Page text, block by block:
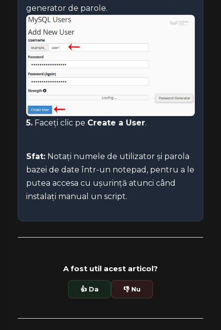
generator de parole.
5. Faceți clic pe Create a User.
Sfat: Notați numele de utilizator și parola
bazei de date într-un notepad, pentru a le
putea accesa cu ușurință atunci când
instalați manual un script.
A fost util acest articol?
👍 Da 👎 Nu